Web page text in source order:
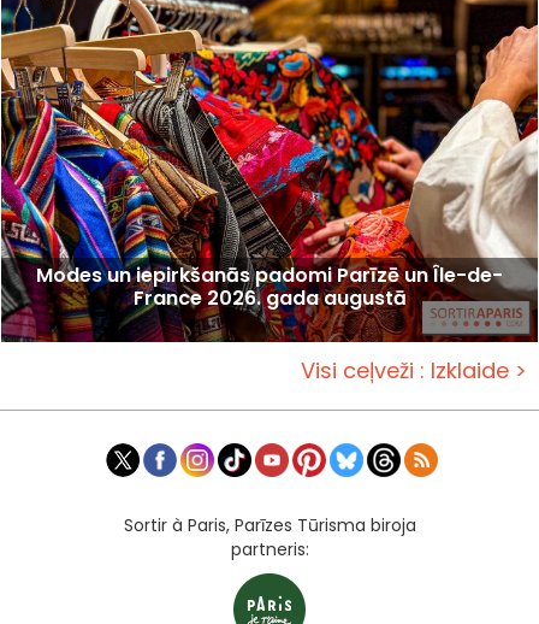
Modes un iepirkšanās padomi Parīzē un Île-de-
France 2026. gada augustā
Visi ceļveži : Izklaide >
Sortir à Paris, Parīzes Tūrisma biroja
partneris: